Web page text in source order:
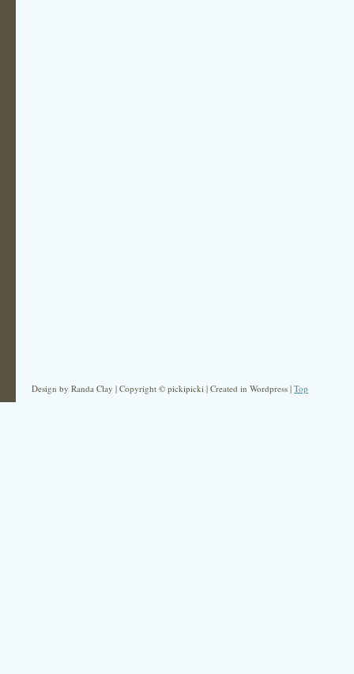
Design by Randa Clay | Copyright © pickipicki | Created in Wordpress | Top